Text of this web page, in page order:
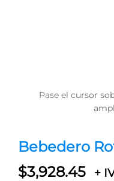
Pase el cursor
Bebedero
$3,928.45 +